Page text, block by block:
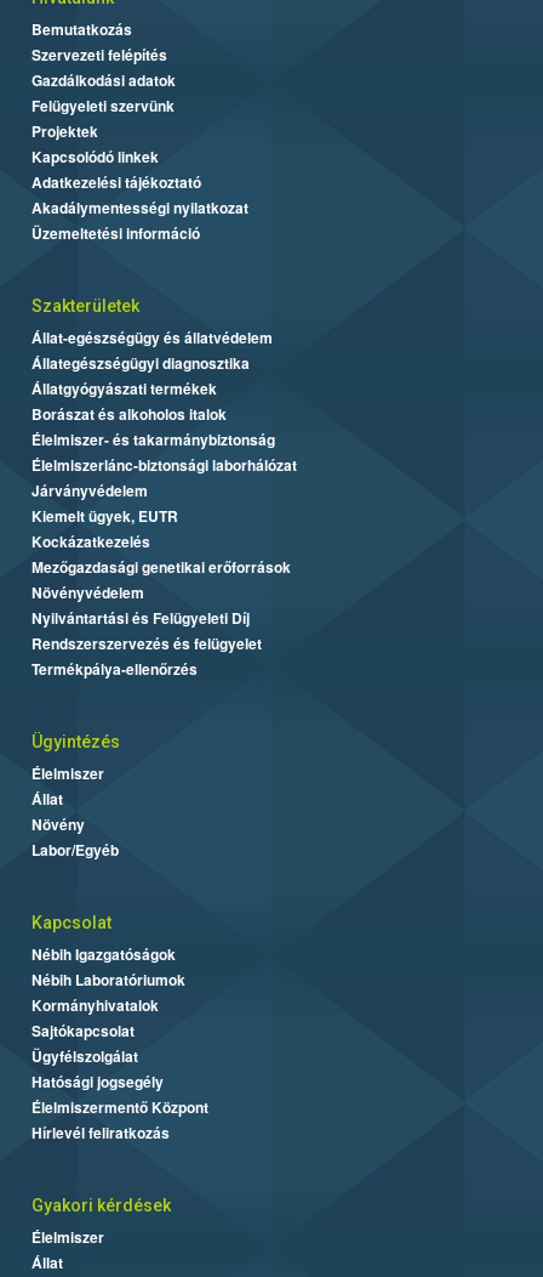
Bemutatkozás
Szervezeti felépítés
Gazdálkodási adatok
Felügyeleti szervünk
Projektek
Kapcsolódó linkek
Adatkezelési tájékoztató
Akadálymentességi nyilatkozat
Üzemeltetési információ
Szakterületek
Állat-egészségügy és állatvédelem
Állategészségügyi diagnosztika
Állatgyógyászati termékek
Borászat és alkoholos italok
Élelmiszer- és takarmánybiztonság
Élelmiszerlánc-biztonsági laborhálózat
Járványvédelem
Kiemelt ügyek, EUTR
Kockázatkezelés
Mezőgazdasági genetikai erőforrások
Növényvédelem
Nyilvántartási és Felügyeleti Díj
Rendszerszervezés és felügyelet
Termékpálya-ellenőrzés
Ügyintézés
Élelmiszer
Állat
Növény
Labor/Egyéb
Kapcsolat
Nébih Igazgatóságok
Nébih Laboratóriumok
Kormányhivatalok
Sajtókapcsolat
Ügyfélszolgálat
Hatósági jogsegély
Élelmiszermentő Központ
Hírlevél feliratkozás
Gyakori kérdések
Élelmiszer
Állat